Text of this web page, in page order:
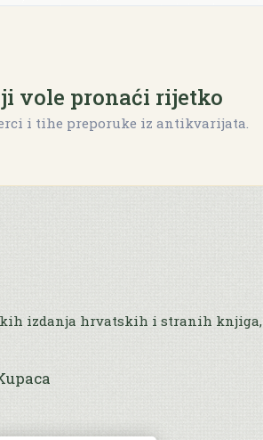
vole pronaći rijetko
i tihe preporuke iz antikvarijata.
izdanja hrvatskih i stranih knjiga,